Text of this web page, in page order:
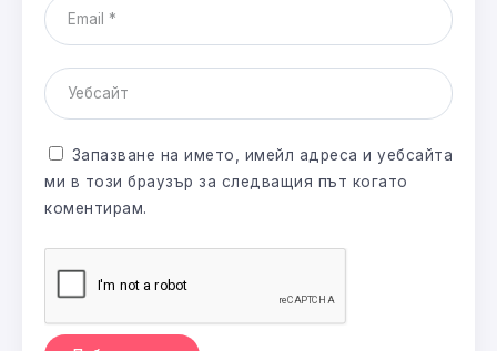
Запазване на името, имейл адреса и уебсайта
ми в този браузър за следващия път когато
коментирам.